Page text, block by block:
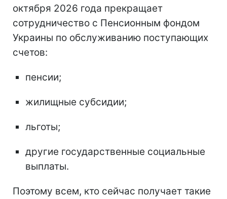
октября 2026 года прекращает
сотрудничество с Пенсионным фондом
Украины по обслуживанию поступающих
счетов:
пенсии;
жилищные субсидии;
льготы;
другие государственные социальные
выплаты.
Поэтому всем, кто сейчас получает такие